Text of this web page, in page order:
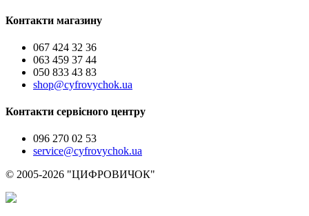
Контакти магазину
067 424 32 36
063 459 37 44
050 833 43 83
shop@cyfrovychok.ua
Контакти сервісного центру
096 270 02 53
service@cyfrovychok.ua
© 2005-2026 "ЦИФРОВИЧОК"